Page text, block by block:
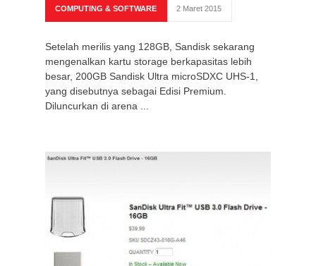
COMPUTING & SOFTWARE 2 Maret 2015
Setelah merilis yang 128GB, Sandisk sekarang
mengenalkan kartu storage berkapasitas lebih
besar, 200GB Sandisk Ultra microSDXC UHS-1,
yang disebutnya sebagai Edisi Premium.
Diluncurkan di arena ...